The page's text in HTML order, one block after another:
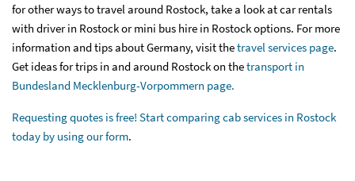
for other ways to travel around Rostock, take a look at car rentals
with driver in Rostock or mini bus hire in Rostock options. For more
information and tips about Germany, visit thetravel services page.
Get ideas for trips in and around Rostock on thetransport in
Bundesland Mecklenburg-Vorpommern page.
Requesting quotes is free! Start comparing cab services in Rostock
today by using our form.